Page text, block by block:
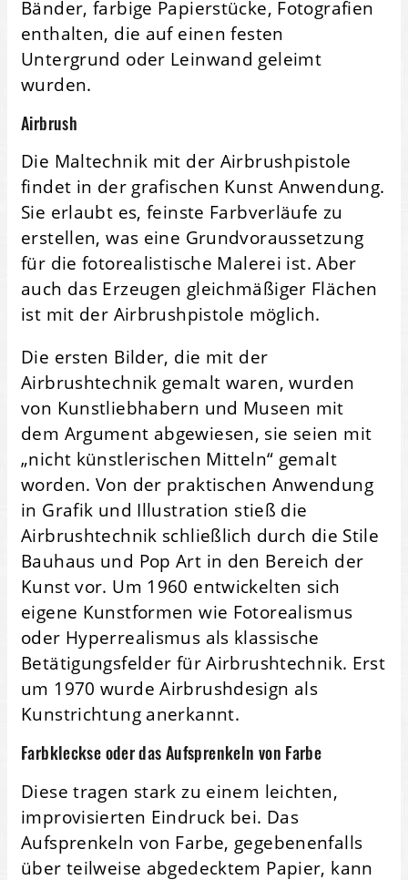
Bänder, farbige Papierstücke, Fotografien
enthalten, die auf einen festen
Untergrund oder Leinwand geleimt
wurden.
Airbrush
Die Maltechnik mit der Airbrushpistole
findet in der grafischen Kunst Anwendung.
Sie erlaubt es, feinste Farbverläufe zu
erstellen, was eine Grundvoraussetzung
für die fotorealistische Malerei ist. Aber
auch das Erzeugen gleichmäßiger Flächen
ist mit der Airbrushpistole möglich.
Die ersten Bilder, die mit der
Airbrushtechnik gemalt waren, wurden
von Kunstliebhabern und Museen mit
dem Argument abgewiesen, sie seien mit
„nicht künstlerischen Mitteln“ gemalt
worden. Von der praktischen Anwendung
in Grafik und Illustration stieß die
Airbrushtechnik schließlich durch die Stile
Bauhaus und Pop Art in den Bereich der
Kunst vor. Um 1960 entwickelten sich
eigene Kunstformen wie Fotorealismus
oder Hyperrealismus als klassische
Betätigungsfelder für Airbrushtechnik. Erst
um 1970 wurde Airbrushdesign als
Kunstrichtung anerkannt.
Farbkleckse oder das Aufsprenkeln von Farbe
Diese tragen stark zu einem leichten,
improvisierten Eindruck bei. Das
Aufsprenkeln von Farbe, gegebenenfalls
über teilweise abgedecktem Papier, kann